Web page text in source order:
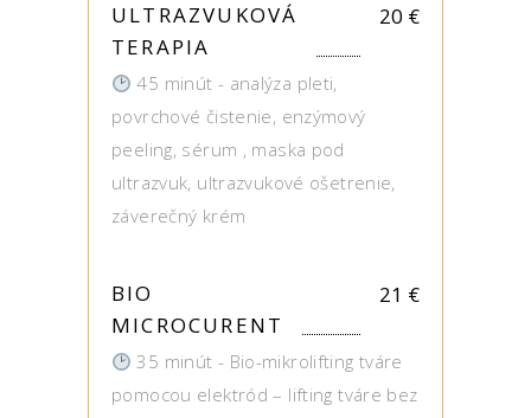
ULTRAZVUKOVÁ
TERAPIA
20 €
45 minút - analýza pleti,
povrchové čistenie, enzýmový
peeling, sérum , maska pod
ultrazvuk, ultrazvukové ošetrenie,
záverečný krém
BIO
MICROCURENT
21 €
35 minút - Bio-mikrolifting tváre
pomocou elektród – lifting tváre bez